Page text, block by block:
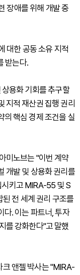
장애를 위해 개발 중
대한 공동 소유 지적
받는다.
용화 기회를 추구할
지적 재산권 집행 권리
의 핵심 경제 조건을 실
미노브는 "이번 계약
개발 및 상용화 권리를
키고 MIRA-55 및 S
전 세계 권리 구조를
다. 이는 파트너, 투자
를 강화한다"고 말했
크 앤젤 박사는 "MIRA-